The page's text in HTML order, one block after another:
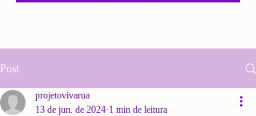
Post
projetovivarua
13 de jun. de 2024 1 min de leitura